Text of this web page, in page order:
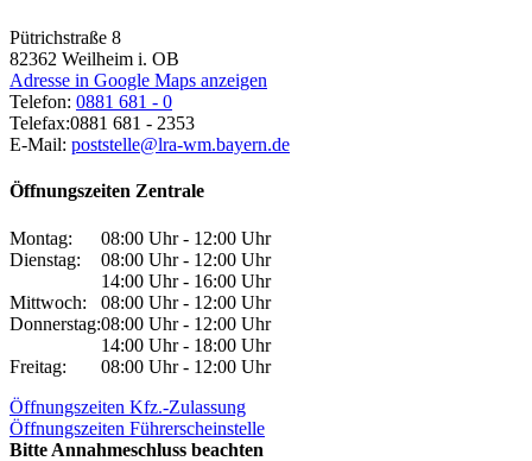
Pütrichstraße 8
82362 Weilheim i. OB
Adresse in Google Maps anzeigen
Telefon: 0881 681 - 0
Telefax:0881 681 - 2353
E-Mail: poststelle@lra-wm.bayern.de
Öffnungszeiten Zentrale
Montag:
08:00 Uhr - 12:00 Uhr
Dienstag:
08:00 Uhr - 12:00 Uhr
14:00 Uhr - 16:00 Uhr
Mittwoch:
08:00 Uhr - 12:00 Uhr
Donnerstag:08:00 Uhr - 12:00 Uhr
14:00 Uhr - 18:00 Uhr
Freitag:
08:00 Uhr - 12:00 Uhr
Öffnungszeiten Kfz.-Zulassung
Öffnungszeiten Führerscheinstelle
Bitte Annahmeschluss beachten